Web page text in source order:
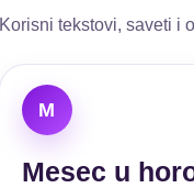
Korisni tekstovi, saveti i
M
Mesec u